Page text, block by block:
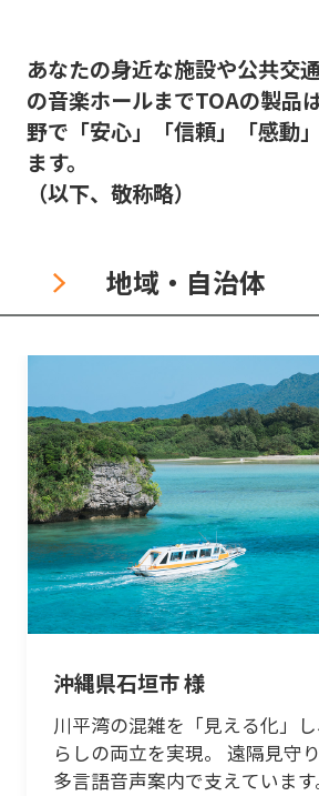
あなたの身近な施設や公共交
の音楽ホールまでTOAの製品
野で「安心」「信頼」「感動
ます。
（以下、敬称略）
地域・自治体
沖縄県石垣市 様
川平湾の混雑を「見える化」
らしの両立を実現。 遠隔見守
多言語音声案内で支えています